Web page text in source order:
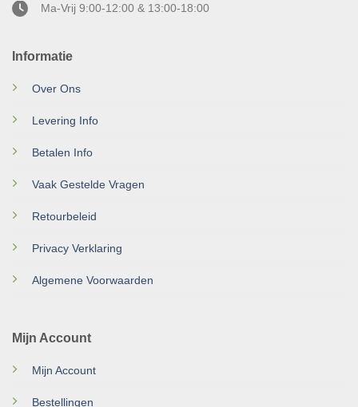
Informatie
Over Ons
Levering Info
Betalen Info
Vaak Gestelde Vragen
Retourbeleid
Privacy Verklaring
Algemene Voorwaarden
Mijn Account
Mijn Account
Bestellingen
Ma-Vrij 9:00-12:00 & 13:00-18:00